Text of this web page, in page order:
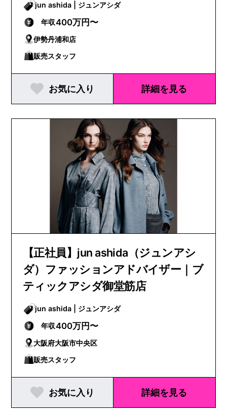
jun ashida | ジュンアシダ
年収400万円〜
伊勢丹浦和店
販売スタッフ
お気に入り 詳細を見る
【正社員】jun ashida（ジュンアシ
ダ）ファッションアドバイザー｜ブ
ティックアシダ御堂筋店
jun ashida | ジュンアシダ
年収400万円〜
大阪府大阪市中央区
販売スタッフ
お気に入り 詳細を見る